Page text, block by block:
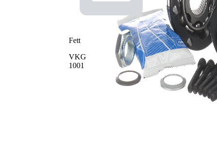
bearbetad
m. låsr.spår i
innandel (inre)
Fett
VKG
1001